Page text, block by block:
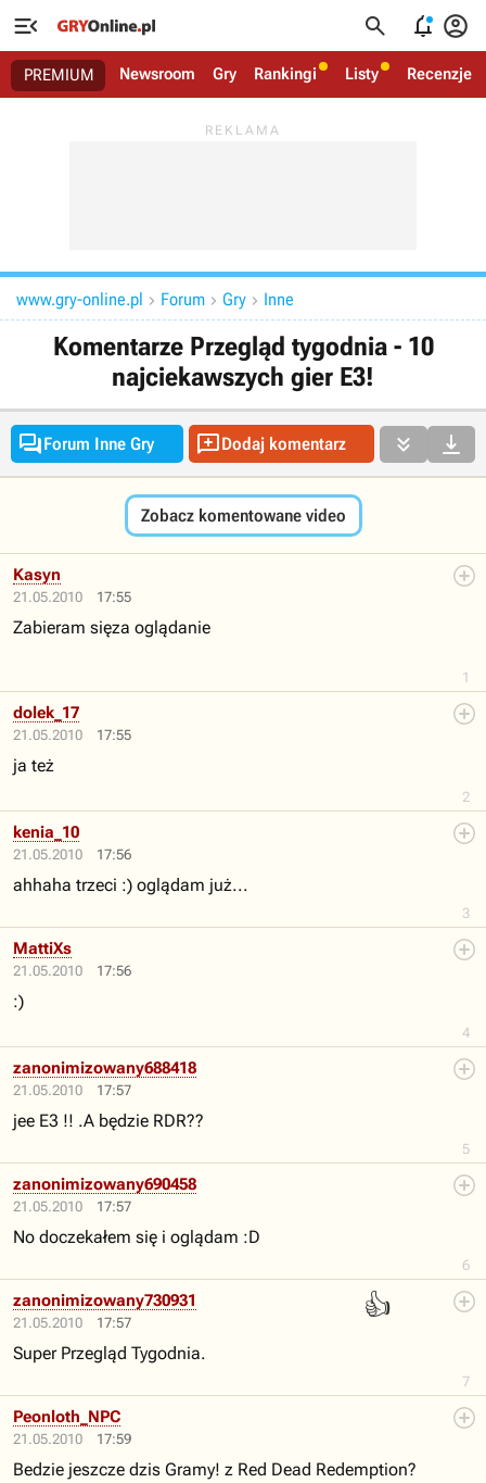
   
PREMIUM Newsroom Gry Rankingi Listy Recenzje
www.gry-online.pl  Forum  Gry  Inne
Komentarze Przegląd tygodnia - 10
najciekawszych gier E3!
Forum Inne Gry Dodaj komentarz  
Zobacz komentowane video
21.05.2010 17:55
1
Kasyn
Zabieram sięza oglądanie
21.05.2010 17:55
2
dolek_17
ja też
21.05.2010 17:56
3
kenia_10
ahhaha trzeci :) oglądam już...
21.05.2010 17:56
4
MattiXs
:)
21.05.2010 17:57
5
zanonimizowany688418
jee E3 !! .A będzie RDR??
21.05.2010 17:57
6
zanonimizowany690458
No doczekałem się i oglądam :D
21.05.2010 17:57
👍
7
zanonimizowany730931
Super Przegląd Tygodnia.
21.05.2010 17:59
Peonloth_NPC
Bedzie jeszcze dzis Gramy! z Red Dead Redemption?